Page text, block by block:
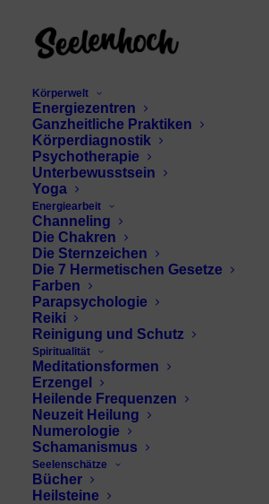
Körperwelt
Energiezentren
Ganzheitliche Praktiken
Körperdiagnostik
Psychotherapie
Unterbewusstsein
Yoga
Energiearbeit
Channeling
Die Chakren
Die Sternzeichen
Die 7 Hermetischen Gesetze
Farben
Parapsychologie
Reiki
Reinigung und Schutz
Spiritualität
Meditationsformen
Erzengel
Heilende Frequenzen
Neuzeit Heilung
Numerologie
Schamanismus
Seelenschätze
Bücher
Heilsteine
spirituelle